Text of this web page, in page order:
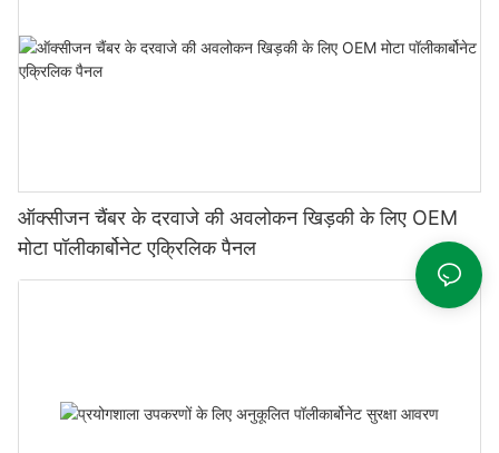
ऑक्सीजन चैंबर के दरवाजे की अवलोकन खिड़की के लिए OEM
मोटा पॉलीकार्बोनेट एक्रिलिक पैनल